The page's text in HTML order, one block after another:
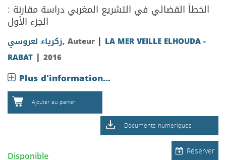
الخطأ القضائي في التشريع المغربي دراسة مقارنة :
الجزء الأول
زكرياء لعروسي, Auteur | LA MER VEILLE ELHOUDA -
RABAT | 2016
Plus d'information...
Ajouter au panier
Documents numériques
Réserver
Disponible